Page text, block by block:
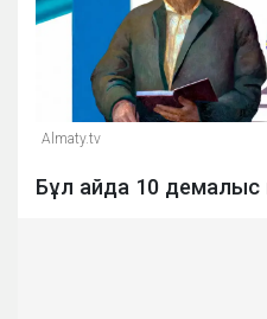
Almaty.tv
Бұл айда 10 демалыс